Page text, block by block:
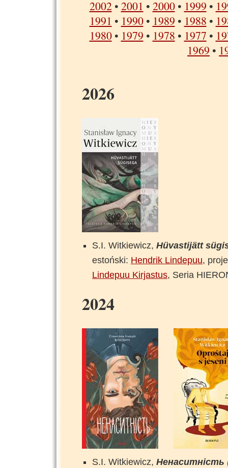
2002• 2001 • 2000• 1999 •
1991 • 1990• 1989 • 1988 •
1980• 1979 • 1978 • 1977 •
1969 •
2026
S.I. Witkiewicz, Hüvastijätt
estoński: Hendrik Lindepuu,
Lindepuu Kirjastus, Seria
2024
S.I. Witkiewicz, Ненаситність